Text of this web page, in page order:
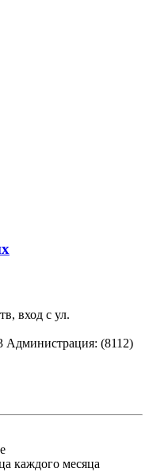
вход с ул.
Администрация: (8112)
каждого месяца